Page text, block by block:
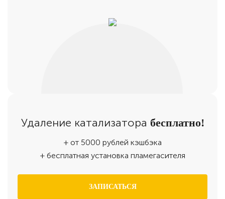
Удаление катализатора бесплатно!
+ от 5000 рублей кэшбэка
+ бесплатная установка пламегасителя
ЗАПИСАТЬСЯ